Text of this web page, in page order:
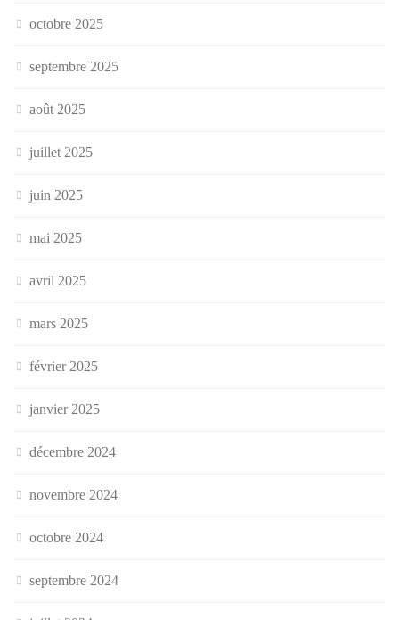
octobre 2025
septembre 2025
août 2025
juillet 2025
juin 2025
mai 2025
avril 2025
mars 2025
février 2025
janvier 2025
décembre 2024
novembre 2024
octobre 2024
septembre 2024